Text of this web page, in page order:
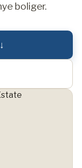
boliger.